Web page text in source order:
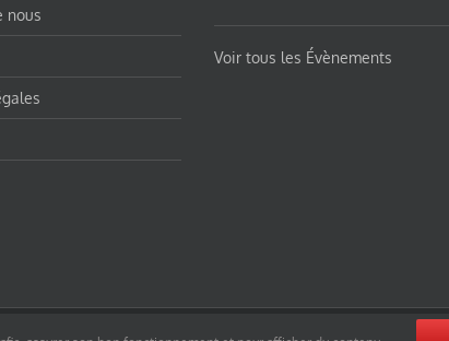
nous
Voir tous les Évènements